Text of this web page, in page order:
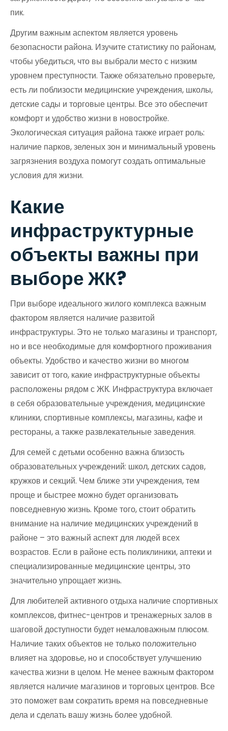
пик.
Другим важным аспектом является уровень
безопасности района. Изучите статистику по районам,
чтобы убедиться, что вы выбрали место с низким
уровнем преступности. Также обязательно проверьте,
есть ли поблизости медицинские учреждения, школы,
детские сады и торговые центры. Все это обеспечит
комфорт и удобство жизни в новостройке.
Экологическая ситуация района также играет роль:
наличие парков, зеленых зон и минимальный уровень
загрязнения воздуха помогут создать оптимальные
условия для жизни.
Какие
инфраструктурные
объекты важны при
выборе ЖК?
При выборе идеального жилого комплекса важным
фактором является наличие развитой
инфраструктуры. Это не только магазины и транспорт,
но и все необходимые для комфортного проживания
объекты. Удобство и качество жизни во многом
зависит от того, какие инфраструктурные объекты
расположены рядом с ЖК. Инфраструктура включает
в себя образовательные учреждения, медицинские
клиники, спортивные комплексы, магазины, кафе и
рестораны, а также развлекательные заведения.
Для семей с детьми особенно важна близость
образовательных учреждений: школ, детских садов,
кружков и секций. Чем ближе эти учреждения, тем
проще и быстрее можно будет организовать
повседневную жизнь. Кроме того, стоит обратить
внимание на наличие медицинских учреждений в
районе – это важный аспект для людей всех
возрастов. Если в районе есть поликлиники, аптеки и
специализированные медицинские центры, это
значительно упрощает жизнь.
Для любителей активного отдыха наличие спортивных
комплексов, фитнес-центров и тренажерных залов в
шаговой доступности будет немаловажным плюсом.
Наличие таких объектов не только положительно
влияет на здоровье, но и способствует улучшению
качества жизни в целом. Не менее важным фактором
является наличие магазинов и торговых центров. Все
это поможет вам сократить время на повседневные
дела и сделать вашу жизнь более удобной.